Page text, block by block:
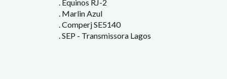
. Equinos RJ-2
. Marlin Azul
. Comperj SE5140
. SEP - Transmissora Lagos